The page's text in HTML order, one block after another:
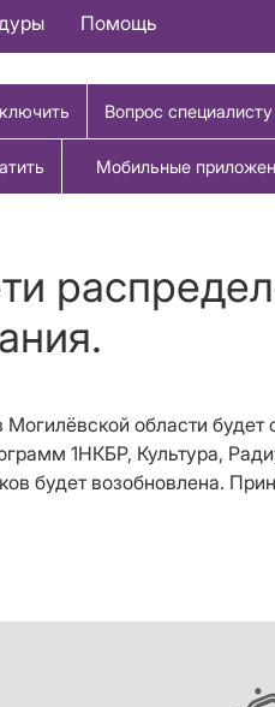
Помощь
Вопрос специалисту
Мобильные
области будет
1НКБР, Культура,
будет возобновлена.